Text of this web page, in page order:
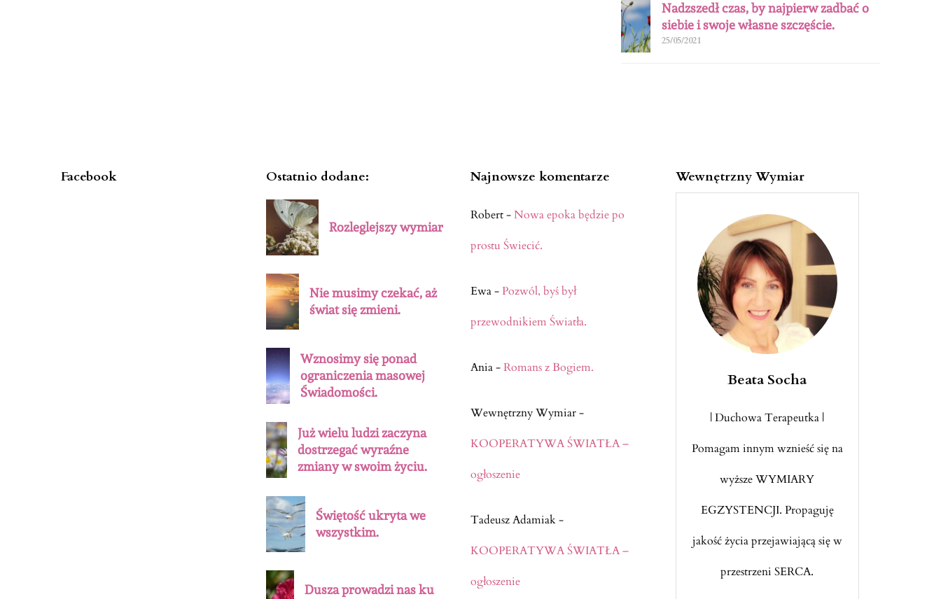
Nadzszedł czas, by najpierw zadbać o
siebie i swoje własne szczęście.
25/05/2021
Facebook Ostatnio dodane:
Rozleglejszy wymiar
Nie musimy czekać, aż
świat się zmieni.
Wznosimy się ponad
ograniczenia masowej
Świadomości.
Już wielu ludzi zaczyna
dostrzegać wyraźne
zmiany w swoim życiu.
Świętość ukryta we
wszystkim.
Dusza prowadzi nas ku
Najnowsze komentarze
Robert-Nowa epoka będzie po
prostu Świecić.
Ewa-Pozwól, byś był
przewodnikiem Światła.
Ania-Romans z Bogiem.
Wewnętrzny Wymiar-
KOOPERATYWA ŚWIATŁA –
ogłoszenie
Tadeusz Adamiak-
KOOPERATYWA ŚWIATŁA –
ogłoszenie
Wewnętrzny Wymiar
Beata Socha
| Duchowa Terapeutka |
Pomagam innym wznieść się na
wyższe WYMIARY
EGZYSTENCJI. Propaguję
jakość życia przejawiającą się w
przestrzeni SERCA.